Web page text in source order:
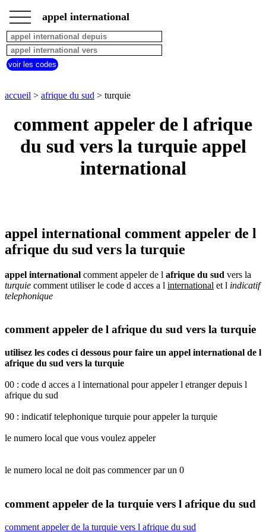
accueil
afrique
du
sud
appel
depuis
par
I J K L M
N
P Q R S T
U
___
___ appel international
voir les codes
accueil > afrique du sud > turquie
comment appeler de l afrique
du sud vers la turquie appel
international
appel international comment appeler de l
afrique du sud vers la turquie
appel international comment appeler de l afrique du sud vers la
turquie comment utiliser le code d acces a l international et l indicatif
telephonique
comment appeler de l afrique du sud vers la turquie
utilisez les codes ci dessous pour faire un appel international de l
afrique du sud vers la turquie
00 : code d acces a l international pour appeler l etranger depuis l
afrique du sud
90 : indicatif telephonique turquie pour appeler la turquie
le numero local que vous voulez appeler
le numero local ne doit pas commencer par un 0
comment appeler de la turquie vers l afrique du sud
comment appeler de la turquie vers l afrique du sud